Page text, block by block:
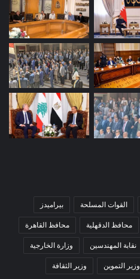
القوات المسلحة
بيراميدز
محافظ الدقهلية
محافظ القاهرة
نقابة المهندسين
وزارة الخارجية
وزير التموين
وزير الثقافة